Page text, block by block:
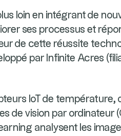
loin en intégrant de
ses processus et
de cette réussite
par Infinite Acres
IoT de température,
de vision par ordinateur
analysent les